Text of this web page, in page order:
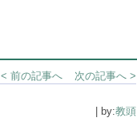
< 前の記事へ 次の記事へ >
| by:教頭